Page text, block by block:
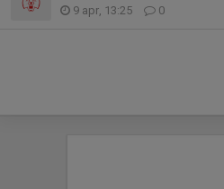
9 apr, 13:25 0